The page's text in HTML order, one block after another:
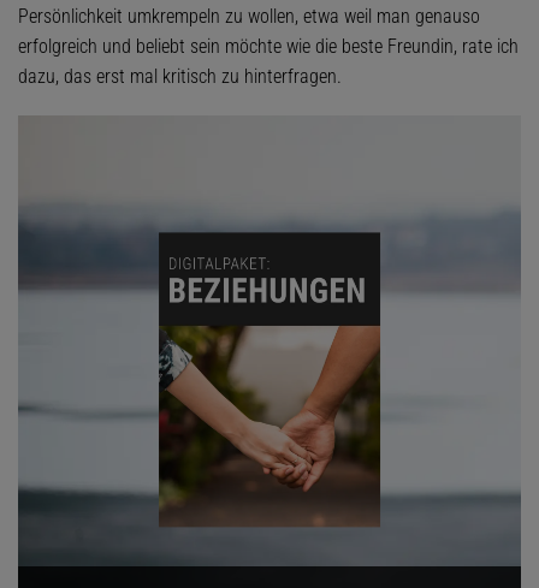
Persönlichkeit umkrempeln zu wollen, etwa weil man genauso
erfolgreich und beliebt sein möchte wie die beste Freundin, rate ich
dazu, das erst mal kritisch zu hinterfragen.